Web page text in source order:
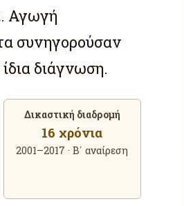
. Αγωγή
συνηγορούσαν
διάγνωση.
Δικαστική διαδρομή
16 χρόνια
2001–2017 · Β΄ αναίρεση